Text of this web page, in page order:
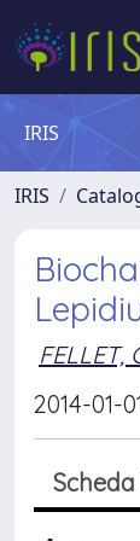
IRIS
IRIS
FELLET,
2014-01-